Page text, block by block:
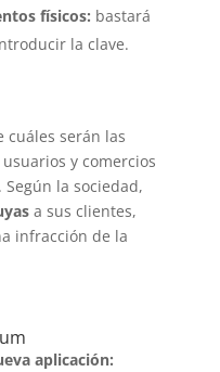
físicos: bastará
la clave.
cuáles serán las
y comercios
la sociedad,
a sus clientes,
infracción de la
aplicación: